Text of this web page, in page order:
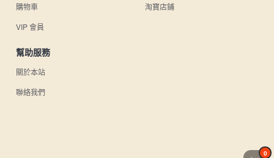
購物車
VIP 會員
淘寶店鋪
幫助服務
關於本站
聯絡我們
0